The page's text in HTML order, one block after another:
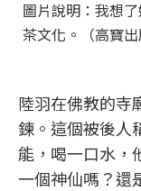
圖片說明：我想
茶文化。（高寶出
陸羽在佛教的寺
鍊。這個被後人
能，喝一口水，
一個神仙嗎？還